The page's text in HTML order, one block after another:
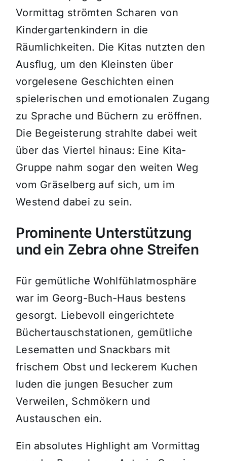
Vormittag strömten Scharen von
Kindergartenkindern in die
Räumlichkeiten. Die Kitas nutzten den
Ausflug, um den Kleinsten über
vorgelesene Geschichten einen
spielerischen und emotionalen Zugang
zu Sprache und Büchern zu eröffnen.
Die Begeisterung strahlte dabei weit
über das Viertel hinaus: Eine Kita-
Gruppe nahm sogar den weiten Weg
vom Gräselberg auf sich, um im
Westend dabei zu sein.
Prominente Unterstützung
und ein Zebra ohne Streifen
Für gemütliche Wohlfühlatmosphäre
war im Georg-Buch-Haus bestens
gesorgt. Liebevoll eingerichtete
Büchertauschstationen, gemütliche
Lesematten und Snackbars mit
frischem Obst und leckerem Kuchen
luden die jungen Besucher zum
Verweilen, Schmökern und
Austauschen ein.
Ein absolutes Highlight am Vormittag